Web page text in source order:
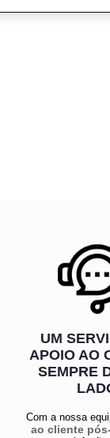
UM
APOIO AO
SEMPRE
Com a nossa
ao cliente